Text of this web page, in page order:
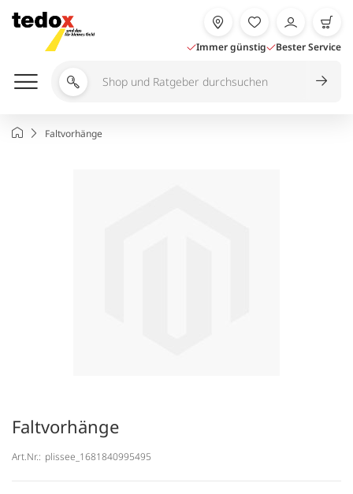
Inhalt
springen
Immer günstig Bester Service
Shop
durchsuchen
StartseiteFaltvorhänge
Faltvorhänge
Art.Nr.: plissee_1681840995495